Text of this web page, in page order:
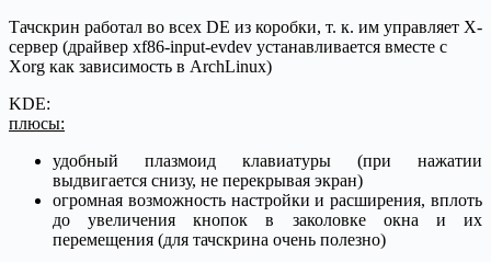
Тачскрин работал во всех DE из коробки, т. к. им управляет X-
сервер (драйвер xf86-input-evdev устанавливается вместе с
Xorg как зависимость в ArchLinux)
KDE:
плюсы:
удобный плазмоид клавиатуры (при нажатии
выдвигается снизу, не перекрывая экран)
огромная возможность настройки и расширения, вплоть
до увеличения кнопок в заколовке окна и их
перемещения (для тачскрина очень полезно)